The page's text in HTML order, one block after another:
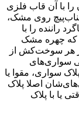
با آن قاب فلزی
روی مشک،
را با
که چهره مشک
هر سوخت‌کش از
سواری‌های
سواری، مقوا یا
اصلا پلاک
یا با پلاک